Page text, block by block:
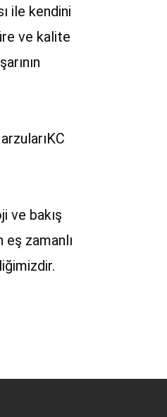
ile kendini
ve kalite
ve bakış
zamanlı